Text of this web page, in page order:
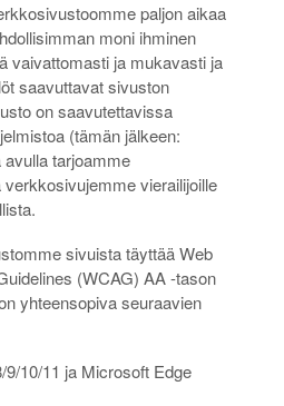
paljon aikaa
moni ihminen
vaivattomasti ja mukavasti ja
saavuttavat sivuston
on saavutettavissa
(tämän jälkeen:
avulla tarjoamme
vierailijoille
sivuista täyttää Web
(WCAG) AA -tason
yhteensopiva seuraavien
9/10/11 ja Microsoft Edge